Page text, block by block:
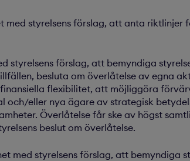
med styrelsens förslag, att anta riktlinjer
styrelsens förslag, att bemyndiga
besluta om överlåtelse av egna
flexibilitet, att möjliggöra
eller nya ägare av strategisk
Överlåtelse får ske av högst
beslut om överlåtelse.
med styrelsens förslag, att bemyndiga